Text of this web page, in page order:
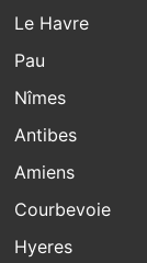
Le Havre
Pau
Nîmes
Antibes
Amiens
Courbevoie
Hyeres